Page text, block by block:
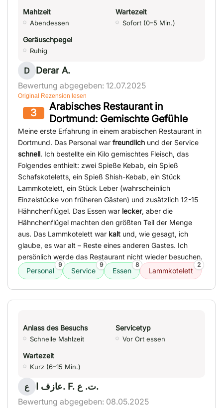
Mahlzeit
Abendessen
Wartezeit
Sofort (0–5 Min.)
Geräuschpegel
Ruhig
D Derar A.
Bewertung abgegeben: 12.07.2025
Original Rezension lesen
3
Arabisches Restaurant in
Dortmund: Gemischte Gefühle
Meine erste Erfahrung in einem arabischen Restaurant in
Dortmund. Das Personal war freundlich und der Service
schnell. Ich bestellte ein Kilo gemischtes Fleisch, das
Folgendes enthielt: zwei Spieße Kebab, ein Spieß
Schafskoteletts, ein Spieß Shish-Kebab, ein Stück
Lammkotelett, ein Stück Leber (wahrscheinlich
Einzelstücke von früheren Gästen) und zusätzlich 12-15
Hähnchenflügel. Das Essen war lecker, aber die
Hähnchenflügel machten den größten Teil der Menge
aus. Das Lammkotelett war kalt und, wie gesagt, ich
glaube, es war alt – Reste eines anderen Gastes. Ich
persönlich werde das Restaurant nicht wieder besuchen.
Personal
9
Service
9
Essen
8
Lammkotelett
2
Anlass des Besuchs
Schnelle Mahlzeit
Servicetyp
Vor Ort essen
Wartezeit
Kurz (6–15 Min.)
ع عازف ا. F. ت. ع.
Bewertung abgegeben: 08.05.2025